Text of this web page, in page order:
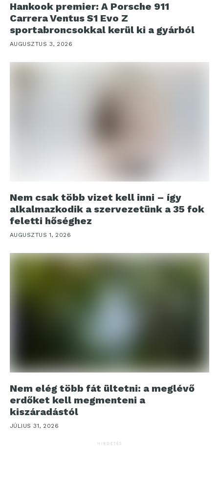
Hankook premier: A Porsche 911
Carrera Ventus S1 Evo Z
sportabroncsokkal kerül ki a gyárból
AUGUSZTUS 3, 2026
Nem csak több vizet kell inni – így
alkalmazkodik a szervezetünk a 35 fok
feletti hőséghez
AUGUSZTUS 1, 2026
Nem elég több fát ültetni: a meglévő
erdőket kell megmenteni a
kiszáradástól
JÚLIUS 31, 2026
HIRDETÉS